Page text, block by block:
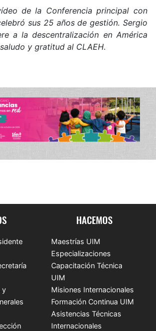
de la Conferencia principal con
sus 25 años de gestión. Sergio
a la descentralización en América
y gratitud al CLAEH.
y
HACEMOS
Maestrías UIM
Especializaciones
Capacitación Técnica
UIM
Misiones Internacionales
Formación Continua UIM
Asistencias Técnicas
Internacionales